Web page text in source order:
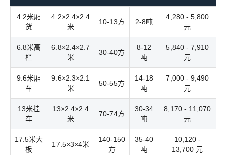
4.2米厢
货
4.2×2.4×2.4
米
10-13方 2-8吨
4,280 - 5,800
元
6.8米高
栏
6.8×2.4×2.7
米
30-40方
8-12
吨
5,840 - 7,910
元
9.6米厢
车
9.6×2.3×2.1
米
50-55方
14-18
吨
7,000 - 9,490
元
13米挂
车
13×2.4×2.4
米
70-74方
30-34
吨
8,170 - 11,070
元
17.5米大
板
17.5×3×4米
140-150
方
35-40
吨
10,120 -
13,700 元